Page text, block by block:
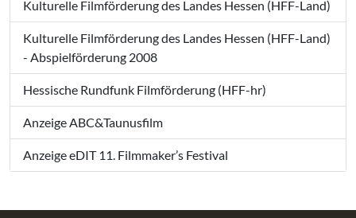
Kulturelle Filmförderung des Landes Hessen (HFF-Land)
Kulturelle Filmförderung des Landes Hessen (HFF-Land)
- Abspielförderung 2008
Hessische Rundfunk Filmförderung (HFF-hr)
Anzeige ABC&Taunusfilm
Anzeige eDIT 11. Filmmaker’s Festival